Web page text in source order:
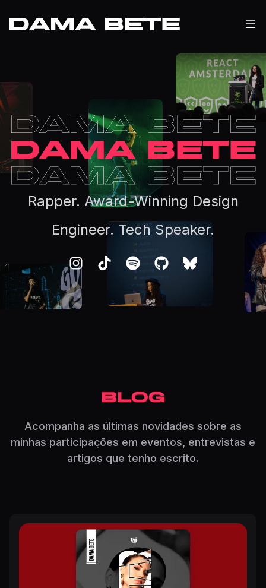
Rapper. Award-Winning Design
Engineer. Tech Speaker.
BLOG
Acompanha as últimas novidades sobre as
minhas participações em eventos, entrevistas e
artigos que tenho escrito.